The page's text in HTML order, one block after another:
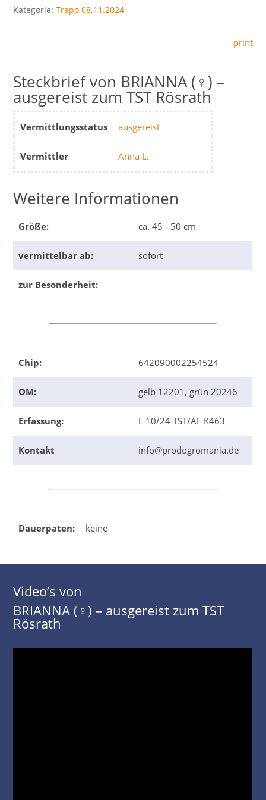
Kategorie:Trapo 08.11.2024
print
BRIANNA (♀) –
ausgereist zum TST Rösrath
Vermittlungsstatus ausgereist
Vermittler Anna L.
Weitere Informationen
Größe: ca. 45 - 50 cm
vermittelbar ab: sofort
zur Besonderheit:
Chip: 642090002254524
OM: gelb 12201, grün 20246
Erfassung: E 10/24 TST/AF K463
Kontakt info@prodogromania.de
Dauerpaten: keine
Video’s von
BRIANNA (♀) – ausgereist zum TST
Rösrath